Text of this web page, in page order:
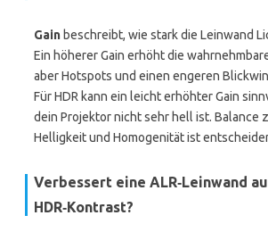
Gain beschreibt, wie stark die Leinwand
Ein höherer Gain erhöht die
aber Hotspots und einen engeren
Für HDR kann ein leicht erhöhter Gain
dein Projektor nicht sehr hell ist. Balance
Helligkeit und Homogenität ist
Verbessert eine ALR‑Leinwand
HDR‑Kontrast?